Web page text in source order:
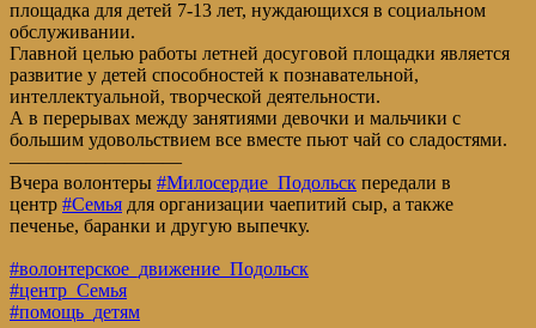
площадка для детей 7-13 лет, нуждающихся в социальном
обслуживании.
Главной целью работы летней досуговой площадки является
развитие у детей способностей к познавательной,
интеллектуальной, творческой деятельности.
А в перерывах между занятиями девочки и мальчики с
большим удовольствием все вместе пьют чай со сладостями.
—————————
Вчера волонтеры #Милосердие_Подольск передали в
центр #Семья для организации чаепитий сыр, а также
печенье, баранки и другую выпечку.
#волонтерское_движение_Подольск
#центр_Семья
#помощь_детям